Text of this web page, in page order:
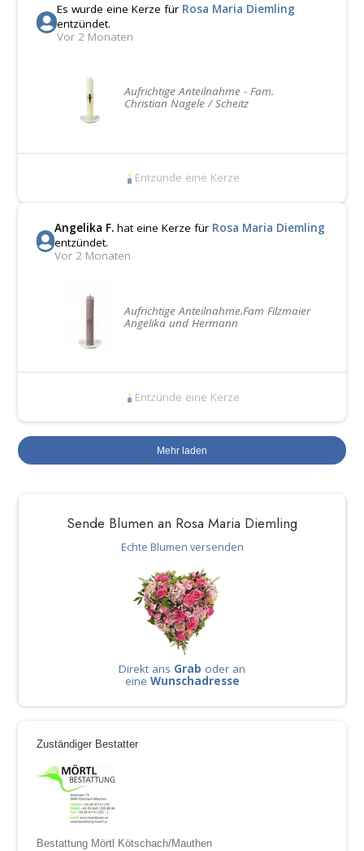
Sende Blumen an Rosa Maria Diemling
Echte Blumen versenden
Direkt ans Grab oder an
eine Wunschadresse
Zuständiger Bestatter
Bestattung Mörtl Kötschach/Mauthen
Es wurde eine Kerze für Rosa Maria Diemling
entzündet.
Vor 2 Monaten
Aufrichtige Anteilnahme - Fam.
Christian Nagele / Scheitz
Entzünde eine Kerze
Angelika F. hat eine Kerze für Rosa Maria Diemling
entzündet.
Vor 2 Monaten
Aufrichtige Anteilnahme.Fam Filzmaier
Angelika und Hermann
Entzünde eine Kerze
Mehr laden